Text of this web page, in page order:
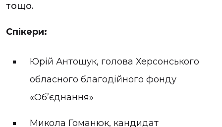
тощо.
Спікери:
Юрій Антощук, голова Херсонського
обласного благодійного фонду
«Об’єднання»
Микола Гоманюк, кандидат